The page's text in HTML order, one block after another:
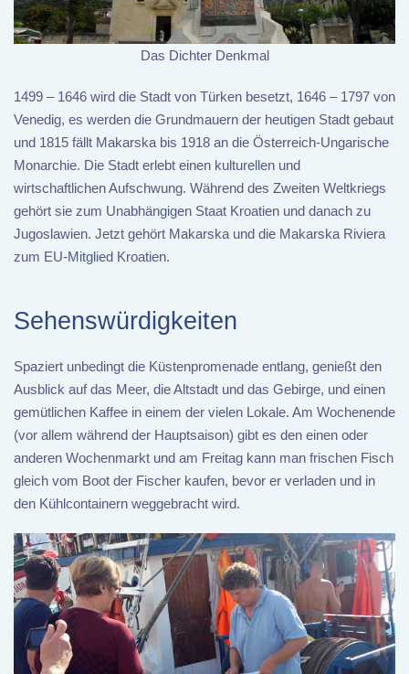
Das Dichter Denkmal
1499 – 1646 wird die Stadt von Türken besetzt, 1646 – 1797 von
Venedig, es werden die Grundmauern der heutigen Stadt gebaut
und 1815 fällt Makarska bis 1918 an die Österreich-Ungarische
Monarchie. Die Stadt erlebt einen kulturellen und
wirtschaftlichen Aufschwung. Während des Zweiten Weltkriegs
gehört sie zum Unabhängigen Staat Kroatien und danach zu
Jugoslawien. Jetzt gehört Makarska und die Makarska Riviera
zum EU-Mitglied Kroatien.
Sehenswürdigkeiten
Spaziert unbedingt die Küstenpromenade entlang, genießt den
Ausblick auf das Meer, die Altstadt und das Gebirge, und einen
gemütlichen Kaffee in einem der vielen Lokale. Am Wochenende
(vor allem während der Hauptsaison) gibt es den einen oder
anderen Wochenmarkt und am Freitag kann man frischen Fisch
gleich vom Boot der Fischer kaufen, bevor er verladen und in
den Kühlcontainern weggebracht wird.